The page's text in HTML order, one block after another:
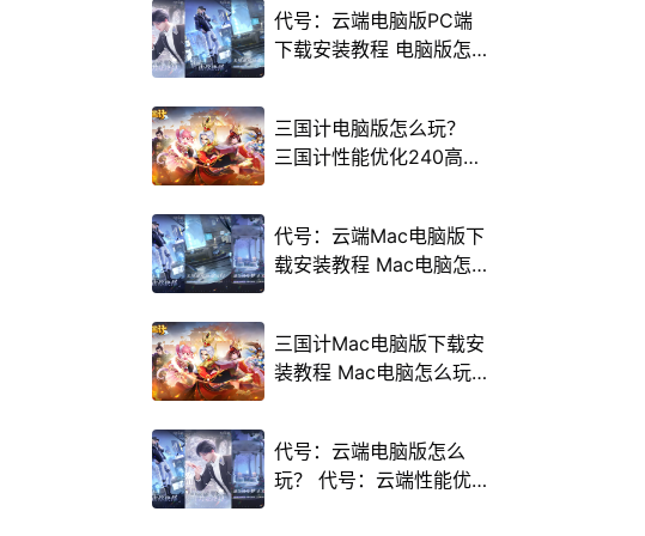
代号：云端电脑版PC端
下载安装教程 电脑版怎
三国计电脑版怎么玩？
三国计性能优化240高帧
代号：云端Mac电脑版下
载安装教程 Mac电脑怎
三国计Mac电脑版下载安
装教程 Mac电脑怎么玩
代号：云端电脑版怎么
玩？ 代号：云端性能优